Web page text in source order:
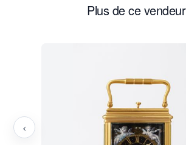
Plus de ce vendeur
‹